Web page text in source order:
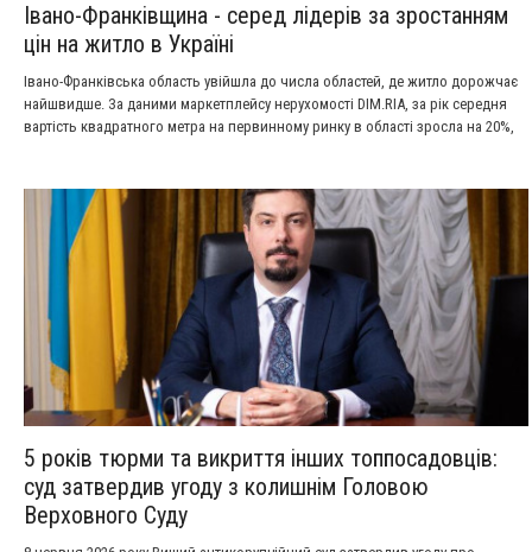
Івано-Франківщина - серед лідерів за зростанням
цін на житло в Україні
Івано-Франківська область увійшла до числа областей, де житло дорожчає
найшвидше. За даними маркетплейсу нерухомості DIM.RIA, за рік середня
вартість квадратного метра на первинному ринку в області зросла на 20%,
5 років тюрми та викриття інших топпосадовців:
суд затвердив угоду з колишнім Головою
Верховного Суду